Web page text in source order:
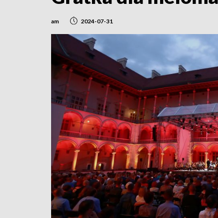
am 2024-07-31